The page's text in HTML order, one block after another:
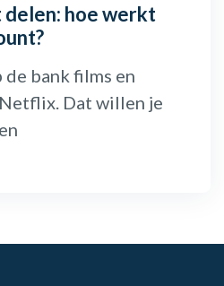
hoe werkt
bank films en
Dat willen je